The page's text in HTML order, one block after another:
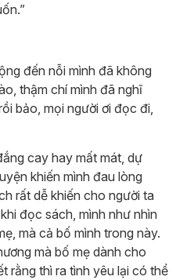
đến nỗi mình đã không
thậm chí mình đã nghĩ
bảo, mọi người ơi đọc đi,
cay hay mất mát, dự
khiến mình đau lòng
rất dễ khiến cho người ta
đọc sách, mình như nhìn
mà cả bố mình trong này.
mà bố mẹ dành cho
rằng thì ra tình yêu lại có thể